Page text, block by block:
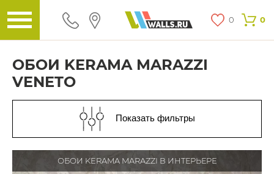
0 0
ОБОИ KERAMA MARAZZI
VENETO
Показать фильтры
ОБОИ KERAMA MARAZZI В ИНТЕРЬЕРЕ